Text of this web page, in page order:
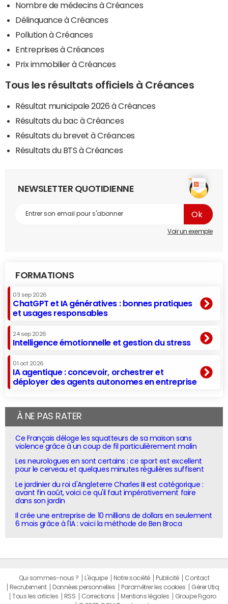
Nombre de médecins à Créances
Délinquance à Créances
Pollution à Créances
Entreprises à Créances
Prix immobilier à Créances
Tous les résultats officiels à Créances
Résultat municipale 2026 à Créances
Résultats du bac à Créances
Résultats du brevet à Créances
Résultats du BTS à Créances
NEWSLETTER QUOTIDIENNE
Voir un exemple
FORMATIONS
03 sep 2026
ChatGPT et IA génératives : bonnes pratiques
et usages responsables
24 sep 2026
Intelligence émotionnelle et gestion du stress
01 oct 2026
IA agentique : concevoir, orchestrer et
déployer des agents autonomes en entreprise
À NE PAS RATER
Ce Français déloge les squatteurs de sa maison sans
violence grâce à un coup de fil particulièrement malin
Les neurologues en sont certains : ce sport est excellent
pour le cerveau et quelques minutes régulières suffisent
Le jardinier du roi d'Angleterre Charles III est catégorique :
avant fin août, voici ce qu'il faut impérativement faire
dans son jardin
Il crée une entreprise de 10 millions de dollars en seulement
6 mois grâce à l'IA : voici la méthode de Ben Broca
Qui sommes-nous ? L'équipe Notre société Publicité
Contact
Recrutement
Données personnelles Paramétrer les cookies
Gérer Utiq
Tous les articles
RSS Corrections Mentions légales
Groupe Figaro